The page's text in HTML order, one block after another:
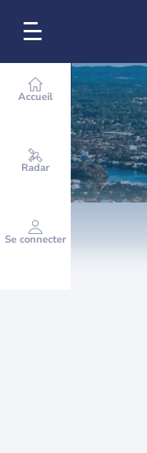
Accueil
Radar
Se connecter